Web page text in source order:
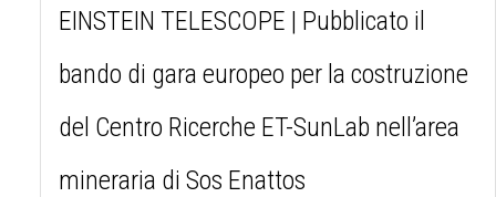
EINSTEIN TELESCOPE | Pubblicato il
bando di gara europeo per la costruzione
del Centro Ricerche ET-SunLab nell’area
mineraria di Sos Enattos